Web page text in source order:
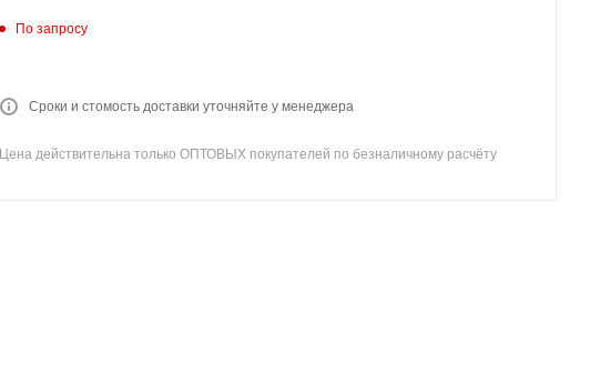
По запросу
Сроки и стомость доставки уточняйте у менеджера
Цена действительна только ОПТОВЫХ покупателей по безналичному расчёту